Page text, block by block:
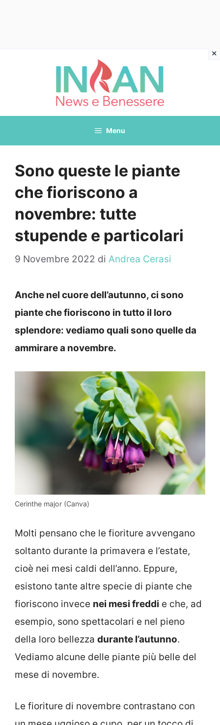
Menu
Sono queste le piante
che fioriscono a
novembre: tutte
stupende e particolari
9 Novembre 2022 di Andrea Cerasi
Anche nel cuore dell’autunno, ci sono
piante che fioriscono in tutto il loro
splendore: vediamo quali sono quelle da
ammirare a novembre.
Cerinthe major (Canva)
Molti pensano che le fioriture avvengano
soltanto durante la primavera e l’estate,
cioè nei mesi caldi dell’anno. Eppure,
esistono tante altre specie di piante che
fioriscono invece nei mesi freddi e che, ad
esempio, sono spettacolari e nel pieno
della loro bellezza durante l’autunno.
Vediamo alcune delle piante più belle del
mese di novembre.
Le fioriture di novembre contrastano con